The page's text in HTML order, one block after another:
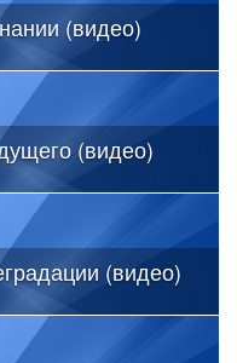
(видео)
(видео)
(видео)